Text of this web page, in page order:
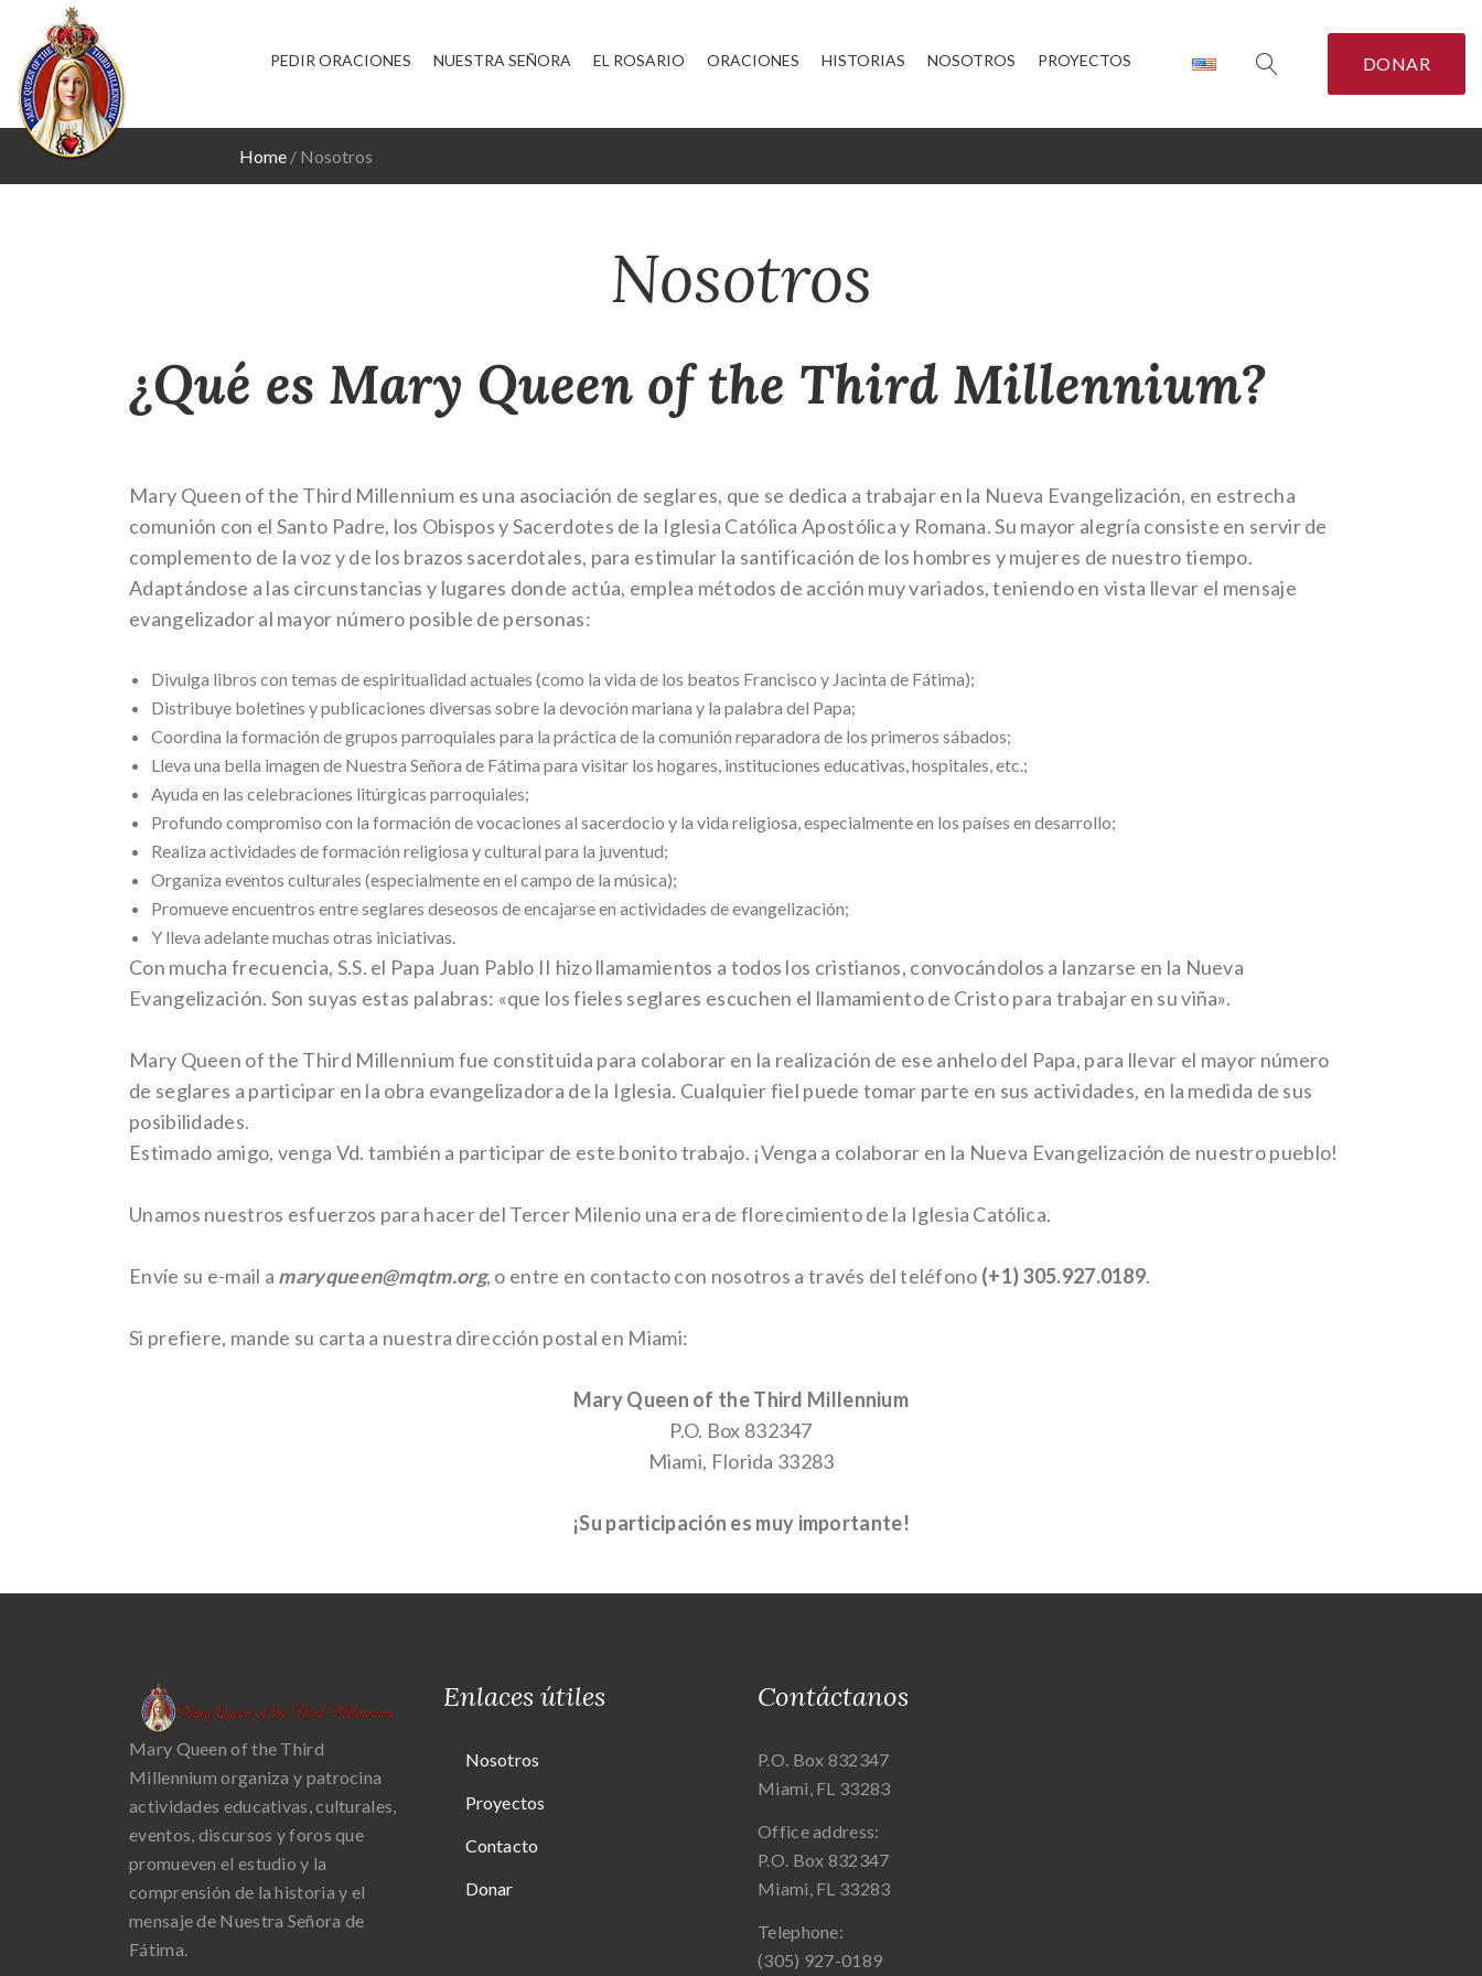
PEDIR ORACIONES NUESTRA SEÑORA EL ROSARIO ORACIONES HISTORIAS NOSOTROS PROYECTOS DONAR
Home Nosotros
Nosotros
¿Qué es Mary Queen of the Third Millennium?
Mary Queen of the Third Millennium es una asociación de seglares, que se dedica a trabajar en la Nueva Evangelización, en estrecha
comunión con el Santo Padre, los Obispos y Sacerdotes de la Iglesia Católica Apostólica y Romana. Su mayor alegría consiste en servir de
complemento de la voz y de los brazos sacerdotales, para estimular la santificación de los hombres y mujeres de nuestro tiempo.
Adaptándose a las circunstancias y lugares donde actúa, emplea métodos de acción muy variados, teniendo en vista llevar el mensaje
evangelizador al mayor número posible de personas:
Divulga libros con temas de espiritualidad actuales (como la vida de los beatos Francisco y Jacinta de Fátima);
Distribuye boletines y publicaciones diversas sobre la devoción mariana y la palabra del Papa;
Coordina la formación de grupos parroquiales para la práctica de la comunión reparadora de los primeros sábados;
Lleva una bella imagen de Nuestra Señora de Fátima para visitar los hogares, instituciones educativas, hospitales, etc.;
Ayuda en las celebraciones litúrgicas parroquiales;
Profundo compromiso con la formación de vocaciones al sacerdocio y la vida religiosa, especialmente en los países en desarrollo;
Realiza actividades de formación religiosa y cultural para la juventud;
Organiza eventos culturales (especialmente en el campo de la música);
Promueve encuentros entre seglares deseosos de encajarse en actividades de evangelización;
Y lleva adelante muchas otras iniciativas.
Con mucha frecuencia, S.S. el Papa Juan Pablo II hizo llamamientos a todos los cristianos, convocándolos a lanzarse en la Nueva
Evangelización. Son suyas estas palabras: «que los fieles seglares escuchen el llamamiento de Cristo para trabajar en su viña».
Mary Queen of the Third Millennium fue constituida para colaborar en la realización de ese anhelo del Papa, para llevar el mayor número
de seglares a participar en la obra evangelizadora de la Iglesia. Cualquier fiel puede tomar parte en sus actividades, en la medida de sus
posibilidades.
Estimado amigo, venga Vd. también a participar de este bonito trabajo. ¡Venga a colaborar en la Nueva Evangelización de nuestro pueblo!
Unamos nuestros esfuerzos para hacer del Tercer Milenio una era de florecimiento de la Iglesia Católica.
Envíe su e-mail a maryqueen@mqtm.org, o entre en contacto con nosotros a través del teléfono (+1) 305.927.0189.
Si prefiere, mande su carta a nuestra dirección postal en Miami:
Mary Queen of the Third Millennium
P.O. Box 832347
Miami, Florida 33283
¡Su participación es muy importante!
Mary Queen of the Third
Millennium organiza y patrocina
actividades educativas, culturales,
eventos, discursos y foros que
promueven el estudio y la
comprensión de la historia y el
mensaje de Nuestra Señora de
Fátima.
Enlaces útiles
Nosotros
Proyectos
Contacto
Donar
Contáctanos
P.O. Box 832347
Miami, FL 33283
Office address:
P.O. Box 832347
Miami, FL 33283
Telephone:
(305) 927-0189